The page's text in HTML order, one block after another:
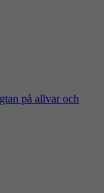
på allvar och